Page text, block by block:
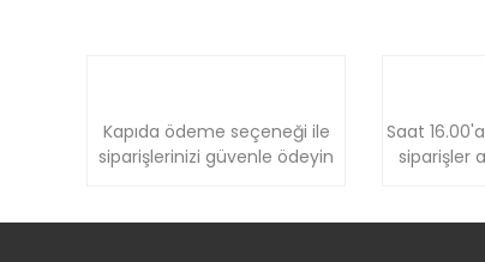
Kapıda ödeme seçeneği ile
siparişlerinizi güvenle ödeyin
Saat
siparişler